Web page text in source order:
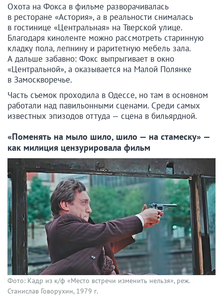
Охота на Фокса в фильме разворачивалась
в ресторане «Астория», а в реальности снималась
в гостинице «Центральная» на Тверской улице.
Благодаря киноленте можно рассмотреть старинную
кладку пола, лепнину и раритетную мебель зала.
А дальше забавно: Фокс выпрыгивает в окно
«Центральной», а оказывается на Малой Полянке
в Замоскворечье.
Часть съемок проходила в Одессе, но там в основном
работали над павильонными сценами. Среди самых
известных эпизодов оттуда — сцена в бильярдной.
«Поменять на мыло шило, шило — на стамеску» —
как милиция цензурировала фильм
Фото: Кадр из к/ф «Место встречи изменить нельзя», реж.
Станислав Говорухин, 1979 г.